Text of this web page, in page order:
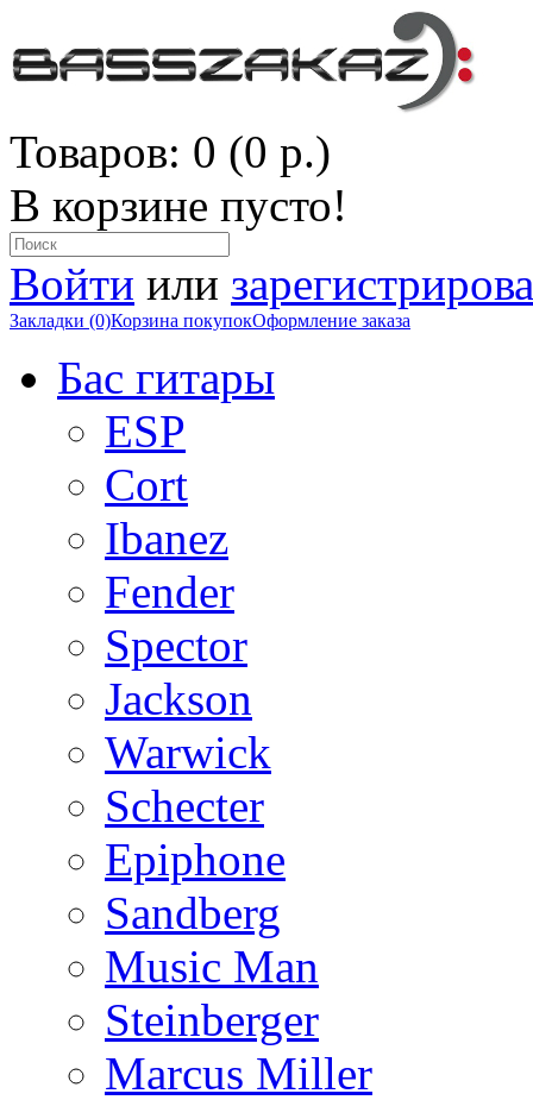
Товаров: 0 (0 р.)
В корзине пусто!
Войти или
Закладки (0)Корзина покупокОформление заказа
Бас гитары
ESP
Cort
Ibanez
Fender
Spector
Jackson
Warwick
Schecter
Epiphone
Sandberg
Music Man
Steinberger
Marcus Miller